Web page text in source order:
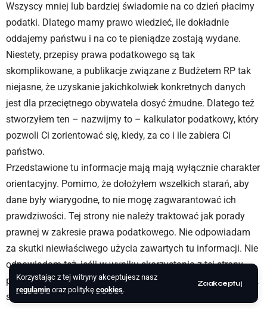
Korzystając z tej witryny akceptujesz nasz
regulamin oraz politykę cookies.
Zaakceptuj
Wszyscy mniej lub bardziej świadomie na co dzień płacimy
podatki. Dlatego mamy prawo wiedzieć, ile dokładnie
oddajemy państwu i na co te pieniądze zostają wydane.
Niestety, przepisy prawa podatkowego są tak
skomplikowane, a publikacje związane z Budżetem RP tak
niejasne, że uzyskanie jakichkolwiek konkretnych danych
jest dla przeciętnego obywatela dosyć żmudne. Dlatego też
stworzyłem ten – nazwijmy to – kalkulator podatkowy, który
pozwoli Ci zorientować się, kiedy, za co i ile zabiera Ci
państwo.
Przedstawione tu informacje mają mają wyłącznie charakter
orientacyjny. Pomimo, że dołożyłem wszelkich starań, aby
dane były wiarygodne, to nie mogę zagwarantować ich
prawdziwości. Tej strony nie należy traktować jak porady
prawnej w zakresie prawa podatkowego. Nie odpowiadam
za skutki niewłaściwego użycia zawartych tu informacji. Nie
odpowiadam też, jeśli w wyniku skorzystania z tej strony
postanowisz przeprowadzić się na Madagaskar i zostaniesz
sfagocytowany przez dzikiego słonia z serem zamiast